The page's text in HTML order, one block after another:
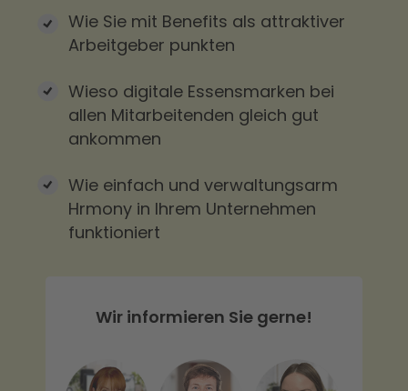
Wie Sie mit Benefits als attraktiver
Arbeitgeber punkten
Wieso digitale Essensmarken bei
allen Mitarbeitenden gleich gut
ankommen
Wie einfach und verwaltungsarm
Hrmony in Ihrem Unternehmen
funktioniert
Wir informieren Sie gerne!